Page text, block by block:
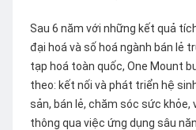
Sau 6 năm với những kết quả
đại hoá và số hoá ngành bán lẻ
tạp hoá toàn quốc, One Mount
theo: kết nối và phát triển hệ
sản, bán lẻ, chăm sóc sức khỏe,
thông qua việc ứng dụng sâu